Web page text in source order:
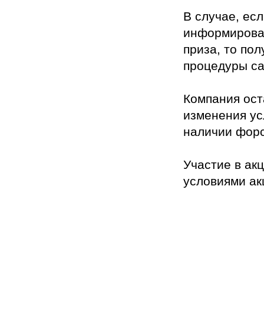
В случае,
приза, то
процедуры
Компания
изменения
наличии
Участие в
условиями